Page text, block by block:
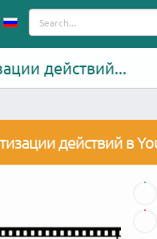
действий...
действий в